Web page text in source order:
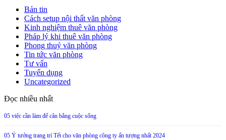
Bản tin
Cách setup nội thất văn phòng
Kinh nghiệm thuê văn phòng
Pháp lý khi thuê văn phòng
Phong thuỷ văn phòng
Tin tức văn phòng
Tư vấn
Tuyển dụng
Uncategorized
Đọc nhiều nhất
05 việc cần làm để cân bằng cuộc sống
05 Ý tưởng trang trí Tết cho văn phòng công ty ấn tượng nhất 2024